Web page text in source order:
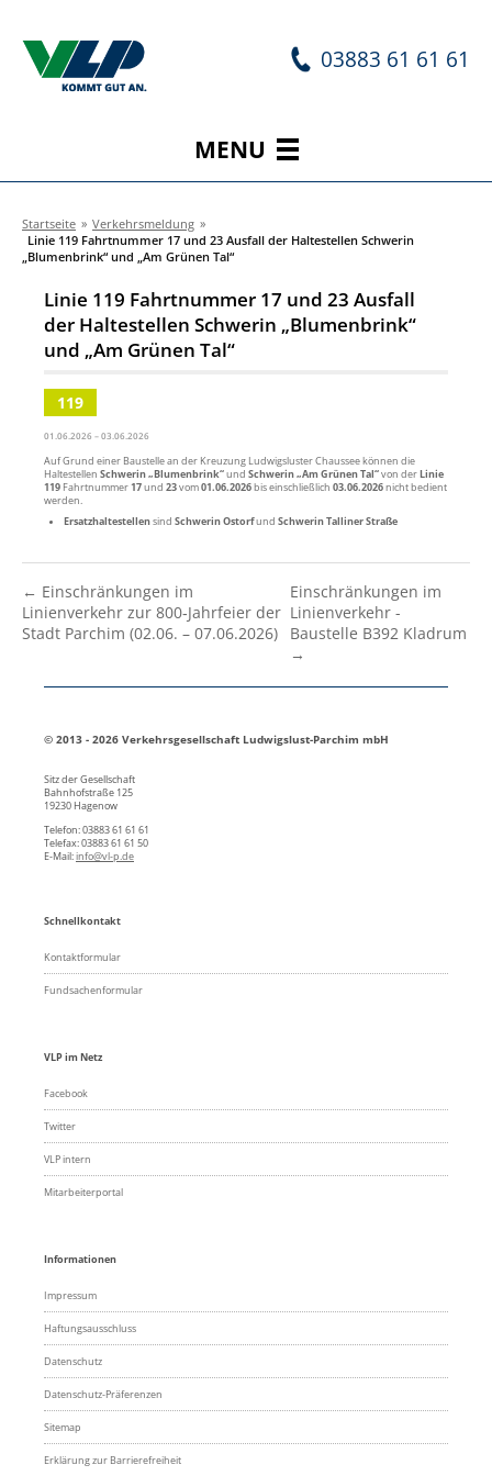
03883 61 61 61
MENU
Startseite » Verkehrsmeldung »
Linie 119 Fahrtnummer 17 und 23 Ausfall der Haltestellen Schwerin
„Blumenbrink“ und „Am Grünen Tal“
Linie 119 Fahrtnummer 17 und 23 Ausfall
der Haltestellen Schwerin „Blumenbrink“
und „Am Grünen Tal“
119
01.06.2026 – 03.06.2026
Auf Grund einer Baustelle an der Kreuzung Ludwigsluster Chaussee können die
Haltestellen Schwerin „Blumenbrink“und Schwerin„Am Grünen Tal“von derLinie
119 Fahrtnummer17und 23vom01.06.2026bis einschließlich 03.06.2026nicht bedient
werden.
Ersatzhaltestellensind Schwerin Ostorfund Schwerin Talliner Straße
← Einschränkungen im
Linienverkehr zur 800‑Jahrfeier der
Stadt Parchim (02.06. – 07.06.2026)
Einschränkungen im
Linienverkehr -
Baustelle B392 Kladrum
→
© 2013 - 2026 Verkehrsgesellschaft Ludwigslust-Parchim mbH
Sitz der Gesellschaft
Bahnhofstraße 125
19230 Hagenow
Telefon: 03883 61 61 61
Telefax: 03883 61 61 50
E-Mail:info@vl-p.de
Schnellkontakt
Kontaktformular
Fundsachenformular
VLP im Netz
Facebook
Twitter
VLP intern
Mitarbeiterportal
Informationen
Impressum
Haftungsausschluss
Datenschutz
Datenschutz-Präferenzen
Sitemap
Erklärung zur Barrierefreiheit